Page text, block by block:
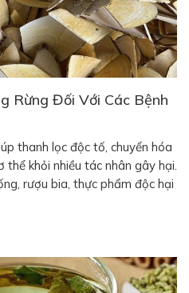
Rừng Đối Với Các Bệnh
thanh lọc độc tố, chuyển hóa
khỏi nhiều tác nhân gây hại.
rượu bia, thực phẩm độc hại